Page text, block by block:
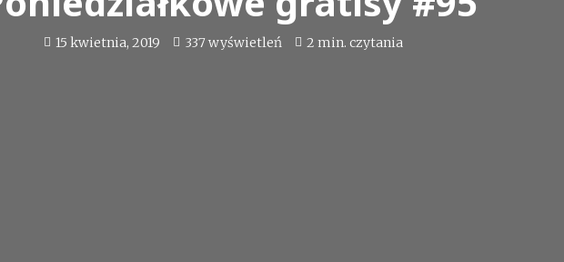
15 kwietnia, 2019 337 wyświetleń 2 min. czytania